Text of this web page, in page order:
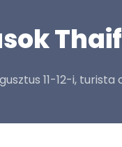
11-12-i,